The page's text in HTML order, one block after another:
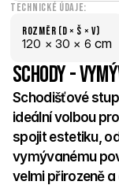
Technické údaje:
Rozměr (D × š × V)
120 × 30 × 6 cm
Schody -
Schodišťové
ideální volbou
spojit estetiku,
vymývanému
velmi přirozeně